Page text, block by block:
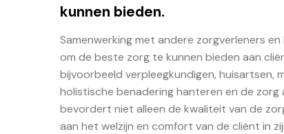
kunnen bieden.
Samenwerking met andere zorgverleners
om de beste zorg te kunnen bieden aan
bijvoorbeeld verpleegkundigen, huisartsen,
holistische benadering hanteren en de
bevordert niet alleen de kwaliteit van de
aan het welzijn en comfort van de cliënt in